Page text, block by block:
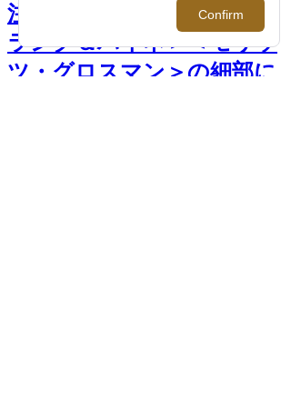
注目すべきドイツ時計！＜
ラング＆ハイネ＞＜モリッ
ツ・グロスマン＞の細部に